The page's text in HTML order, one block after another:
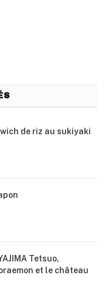
de riz au sukiyaki
Tetsuo,
et le château